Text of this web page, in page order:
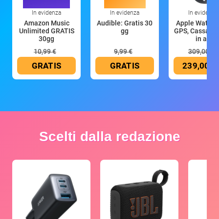
In evidenza
Amazon Music
Unlimited GRATIS
30gg
10,99 €
GRATIS
In evidenza
Audible: Gratis 30
gg
9,99 €
GRATIS
In evidenza
Apple Watch
GPS, Cassa
in all
309,00 €
239,00 €
Scelti dalla redazione